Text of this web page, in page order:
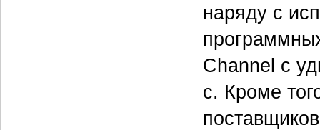
наряду с
Channel с
с. Кроме